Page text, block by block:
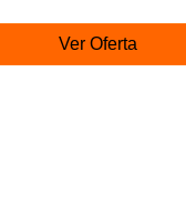
Ver Oferta